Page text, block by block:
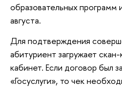
образовательных
августа.
Для подтверждения
абитуриент загружает
кабинет. Если договор был
«Госуслуги», то чек